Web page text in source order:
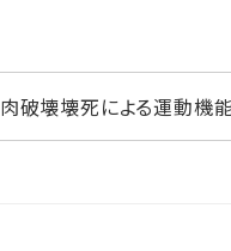
破壊壊死による運動機